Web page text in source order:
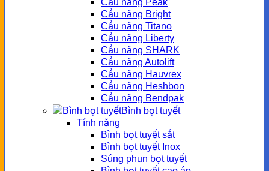
Cầu nâng Peak
Cầu nâng Bright
Cầu nâng Titano
Cầu nâng Liberty
Cầu nâng SHARK
Cầu nâng Autolift
Cầu nâng Hauvrex
Cầu nâng Heshbon
Cầu nâng Bendpak
Bình bọt tuyết
Tính năng
Bình bọt tuyết sắt
Bình bọt tuyết Inox
Súng phun bọt tuyết